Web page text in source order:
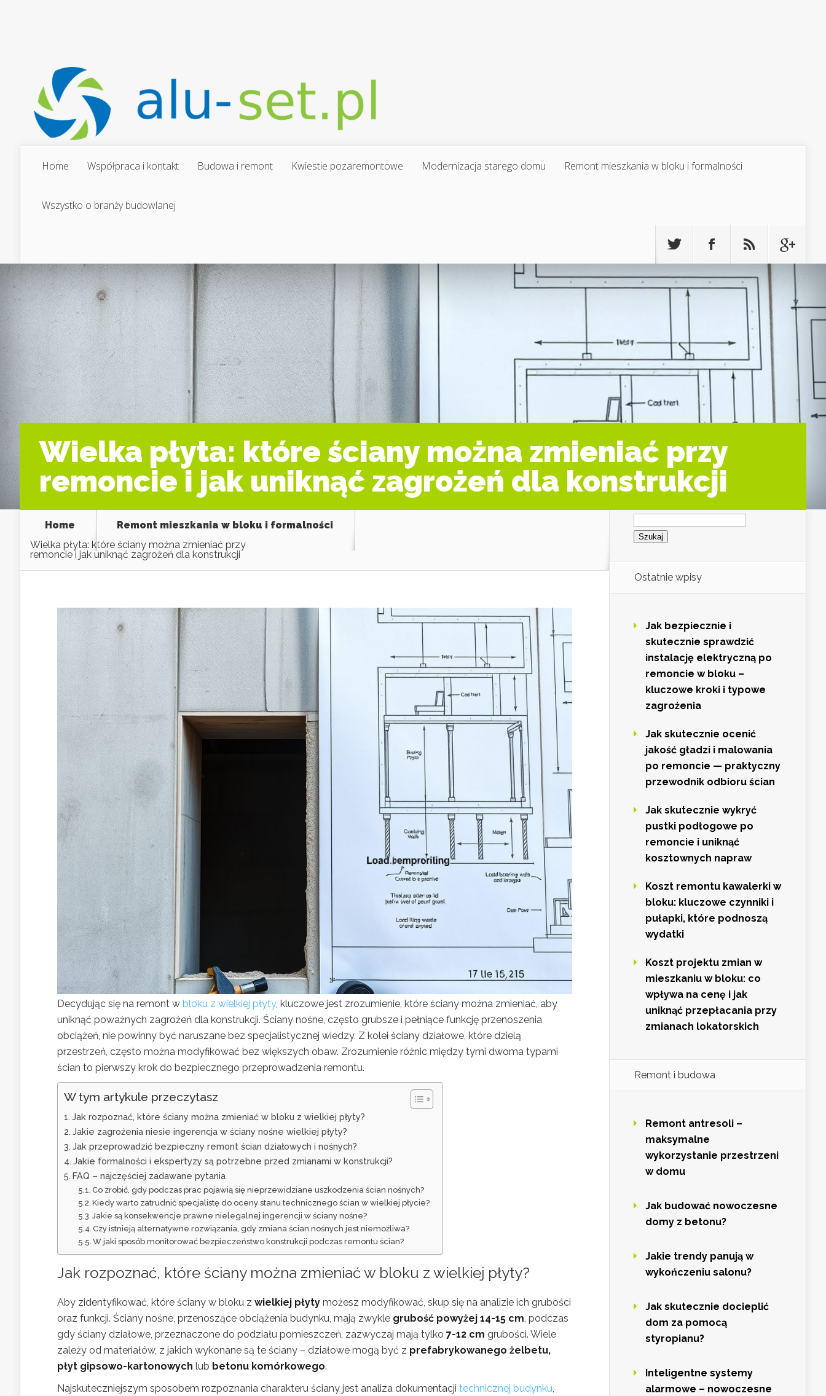
Home Współpraca i kontakt Budowa i remont Kwiestie pozaremontowe Modernizacja starego domu Remont mieszkania w bloku i formalności
Wszystko o branży budowlanej
Wielka płyta: które ściany można zmieniać przy
remoncie i jak uniknąć zagrożeń dla konstrukcji
Home
Remont mieszkania w bloku i formalności
Wielka płyta: które ściany można zmieniać przy
remoncie i jak uniknąć zagrożeń dla konstrukcji
Decydując się na remont w bloku z wielkiej płyty, kluczowe jest zrozumienie, które ściany można zmieniać, aby
uniknąć poważnych zagrożeń dla konstrukcji. Ściany nośne, często grubsze i pełniące funkcję przenoszenia
obciążeń, nie powinny być naruszane bez specjalistycznej wiedzy. Z kolei ściany działowe, które dzielą
przestrzeń, często można modyfikować bez większych obaw. Zrozumienie różnic między tymi dwoma typami
ścian to pierwszy krok do bezpiecznego przeprowadzenia remontu.
W tym artykule przeczytasz
Jak rozpoznać, które ściany można zmieniać w bloku z wielkiej płyty?
Jakie zagrożenia niesie ingerencja w ściany nośne wielkiej płyty?
Jak przeprowadzić bezpieczny remont ścian działowych i nośnych?
Jakie formalności i ekspertyzy są potrzebne przed zmianami w konstrukcji?
FAQ – najczęściej zadawane pytania
Co zrobić, gdy podczas prac pojawią się nieprzewidziane uszkodzenia ścian nośnych?
Kiedy warto zatrudnić specjalistę do oceny stanu technicznego ścian w wielkiej płycie?
Jakie są konsekwencje prawne nielegalnej ingerencji w ściany nośne?
Czy istnieją alternatywne rozwiązania, gdy zmiana ścian nośnych jest niemożliwa?
W jaki sposób monitorować bezpieczeństwo konstrukcji podczas remontu ścian?
Jak rozpoznać, które ściany można zmieniać w bloku z wielkiej płyty?
Aby zidentyfikować, które ściany w bloku z wielkiej płyty możesz modyfikować, skup się na analizie ich grubości
oraz funkcji. Ściany nośne, przenoszące obciążenia budynku, mają zwykle grubość powyżej 14-15 cm , podczas
gdy ściany działowe, przeznaczone do podziału pomieszczeń, zazwyczaj mają tylko 7-12 cm grubości. Wiele
zależy od materiałów, z jakich wykonane są te ściany – działowe mogą być z prefabrykowanego żelbetu,
płyt gipsowo-kartonowych lub betonu komórkowego.
Najskuteczniejszym sposobem rozpoznania charakteru ściany jest analiza dokumentacji technicznej budynku
Szukaj:
Ostatnie wpisy
Jak bezpiecznie i
skutecznie sprawdzić
instalację elektryczną po
remoncie w bloku –
kluczowe kroki i typowe
zagrożenia
Jak skutecznie ocenić
jakość gładzi i malowania
po remoncie — praktyczny
przewodnik odbioru ścian
Jak skutecznie wykryć
pustki podłogowe po
remoncie i uniknąć
kosztownych napraw
Koszt remontu kawalerki w
bloku: kluczowe czynniki i
pułapki, które podnoszą
wydatki
Koszt projektu zmian w
mieszkaniu w bloku: co
wpływa na cenę i jak
uniknąć przepłacania przy
zmianach lokatorskich
Remont i budowa
Remont antresoli –
maksymalne
wykorzystanie przestrzeni
w domu
Jak budować nowoczesne
domy z betonu?
Jakie trendy panują w
wykończeniu salonu?
Jak skutecznie docieplić
dom za pomocą
styropianu?
Inteligentne systemy
alarmowe – nowoczesne